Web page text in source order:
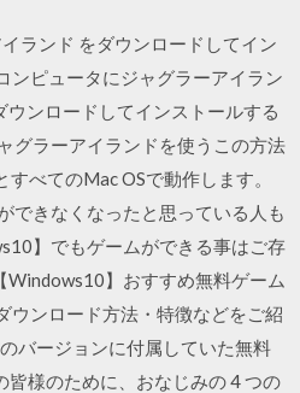
ランド をダウンロードしてイン
ンピュータにジャグラーアイラン
ウンロードしてインストールする
グラーアイランドを使うこの方法
べてのMac OSで動作します。
できなくなったと思っている人も
】でもゲームができる事はご存
】おすすめ無料ゲーム
ウンロード方法・特徴などをご紹
バージョンに付属していた無料
皆様のために、おなじみの 4 つの